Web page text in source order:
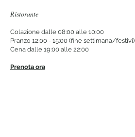
Ristorante
Colazione dalle 08:00 alle 10:00
Pranzo 12:00 - 15:00 (fine settimana/festivi)
Cena dalle 19:00 alle 22:00
Prenota ora